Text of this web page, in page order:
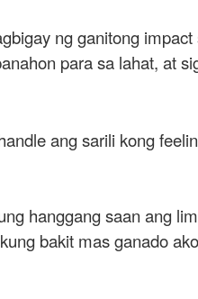
ng ganitong
para sa lahat, at
ang sarili kong
hanggang saan ang
bakit mas ganado